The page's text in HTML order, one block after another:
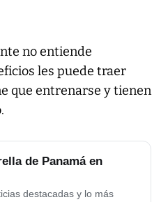
no entiende
les puede traer
que entrenarse y tienen
de Panamá en
destacadas y lo más